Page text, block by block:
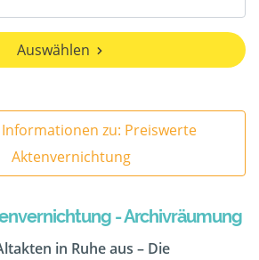
Auswählen
zu: Preiswerte
Aktenvernichtung
- Archivräumung
in Ruhe aus – Die